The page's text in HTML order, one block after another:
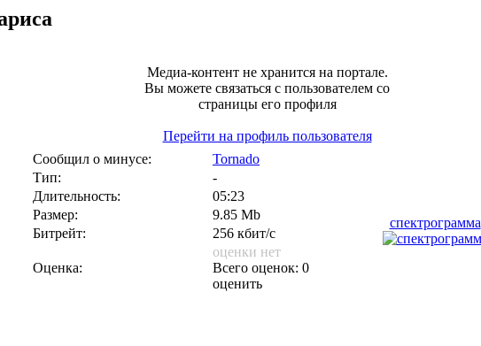
Медиа-контент не хранится на портале.
Вы можете связаться с пользователем со
страницы его профиля
Перейти на профиль пользователя
Сообщил о минусе:
Tornado
Тип:
-
спектрограмма
Длительность:
05:23
Размер:
9.85 Mb
Битрейт:
256 кбит/с
Оценка:
оценки нет
Всего оценок: 0
оценить